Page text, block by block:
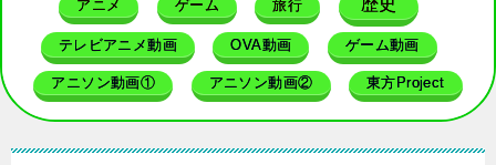
アニメ ゲーム 旅行
テレビアニメ動画 OVA動画 ゲーム動画
アニソン動画① アニソン動画② 東方Project